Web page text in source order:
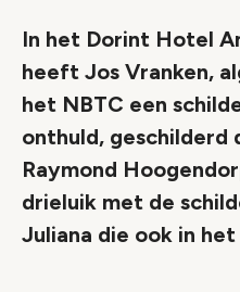
In het Dorint Hotel
heeft Jos Vranken,
het NBTC een
onthuld, geschilderd
Raymond
drieluik met de
Juliana die ook in